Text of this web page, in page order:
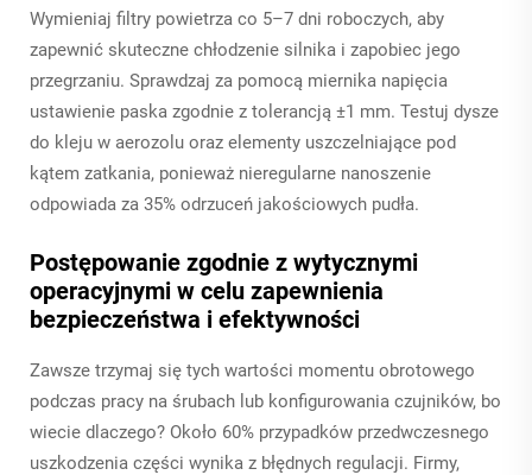
Wymieniaj filtry powietrza co 5–7 dni roboczych, aby
zapewnić skuteczne chłodzenie silnika i zapobiec jego
przegrzaniu. Sprawdzaj za pomocą miernika napięcia
ustawienie paska zgodnie z tolerancją ±1 mm. Testuj dysze
do kleju w aerozolu oraz elementy uszczelniające pod
kątem zatkania, ponieważ nieregularne nanoszenie
odpowiada za 35% odrzuceń jakościowych pudła.
Postępowanie zgodnie z wytycznymi
operacyjnymi w celu zapewnienia
bezpieczeństwa i efektywności
Zawsze trzymaj się tych wartości momentu obrotowego
podczas pracy na śrubach lub konfigurowania czujników, bo
wiecie dlaczego? Około 60% przypadków przedwczesnego
uszkodzenia części wynika z błędnych regulacji. Firmy,